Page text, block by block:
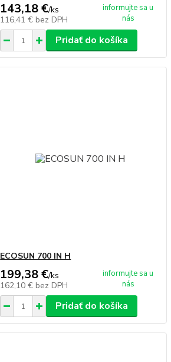
143,18 €/ks
116,41 € bez DPH
informujte sa u
nás
Pridať do košíka
ECOSUN 700 IN H
199,38 €/ks
162,10 € bez DPH
informujte sa u
nás
Pridať do košíka